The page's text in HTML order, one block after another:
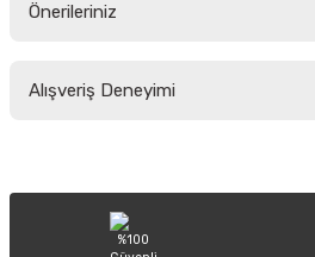
Önerileriniz
yetersiz gördüğünüz noktaları öneri
Ürün açıklamasında eksik bilgiler
Alışveriş Deneyimi
Sitemize ilk yorumu